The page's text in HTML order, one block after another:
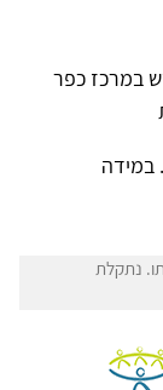
במרכז כפר
במידה
נתקלת